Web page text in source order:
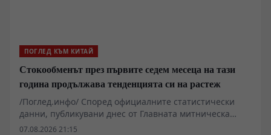
ПОГЛЕД КЪМ КИТАЙ
Стокообменът през първите седем месеца на тази
година продължава тенденцията си на растеж
/Поглед.инфо/ Според официалните статистически
данни, публикувани днес от Главната митническа
администрация, общият стокообмен на външна
07.08.2026 21:15